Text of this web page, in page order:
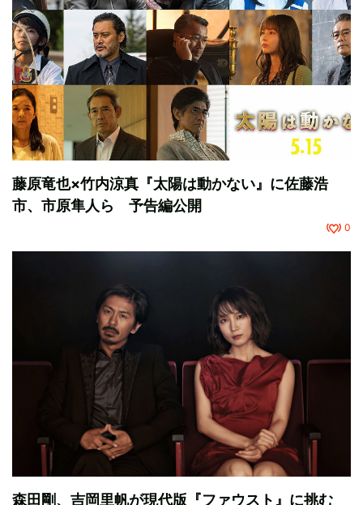
藤原竜也×竹内涼真『太陽は動かない』に佐藤浩
市、市原隼人ら 予告編公開
0
森田剛、吉岡里帆が現代版『ファウスト』に挑む